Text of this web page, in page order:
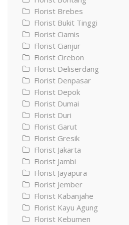
Florist Brebes
Florist Bukit Tinggi
Florist Ciamis
Florist Cianjur
Florist Cirebon
Florist Deliserdang
Florist Denpasar
Florist Depok
Florist Dumai
Florist Duri
Florist Garut
Florist Gresik
Florist Jakarta
Florist Jambi
Florist Jayapura
Florist Jember
Florist Kabanjahe
Florist Kayu Agung
Florist Kebumen